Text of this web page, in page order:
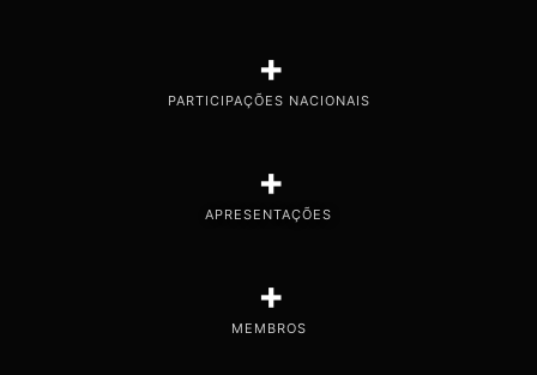
PARTICIPAÇÕES NACIONAIS
+
APRESENTAÇÕES
+
MEMBROS
+